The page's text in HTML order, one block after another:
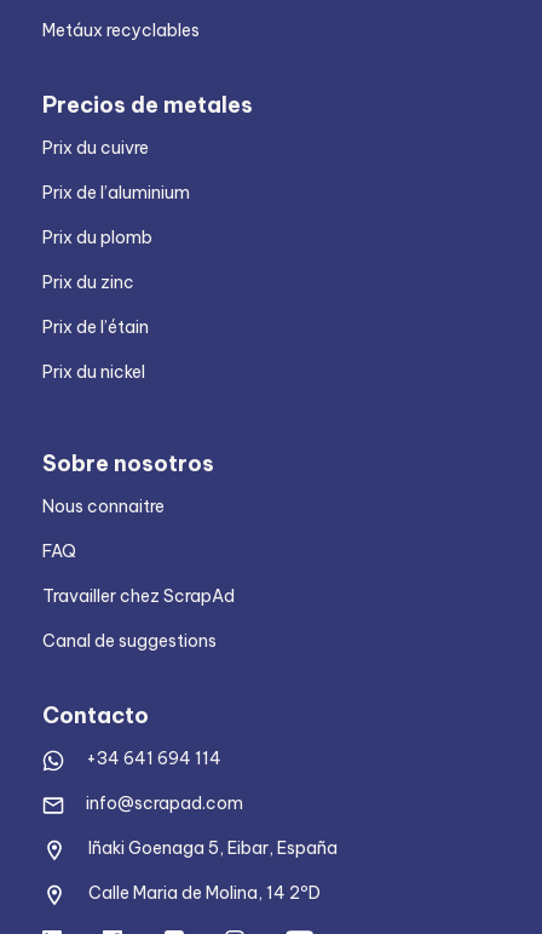
Metáux recyclables
Precios de metales
Prix du cuivre
Prix de l’aluminium
Prix du plomb
Prix du zinc
Prix de l’étain
Prix du nickel
Sobre nosotros
Nous connaitre
FAQ
Travailler chez ScrapAd
Canal de suggestions
Contacto
+34 641 694 114
info@scrapad.com
Iñaki Goenaga 5, Eibar, España
Calle Maria de Molina, 14 2ºD